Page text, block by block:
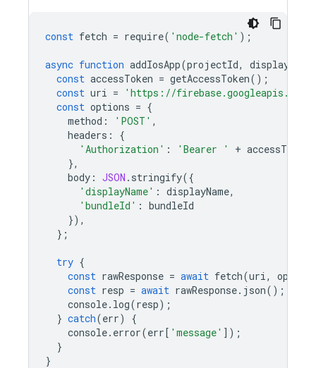
const fetch = require( 'node-fetch' );
async function addIosApp(projectId, displayName
const accessToken = getAccessToken();
const uri =
'https://
const options = {
method : 'POST' ,
headers :
{
'Authorization' : 'Bearer ' + accessToken
},
body : JSON . stringify({
'displayName' : displayName,
'bundleId' : bundleId
}),
};
try {
const rawResponse = await fetch(uri,
options
const resp = await rawResponse. json();
console. log(resp);
} catch(err)
{
console. error(err[ 'message' ]);
}
}